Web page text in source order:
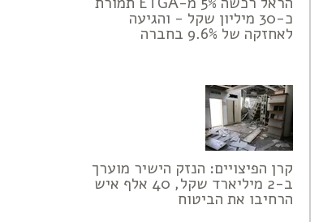
כ-30 מיליון שקל - והגיעה
לאחזקה של 9.6% בחברה
קרן הפיצויים: הנזק הישיר מוערך
ב-2 מיליארד שקל, 40 אלף איש
הרחיבו את הביטוח